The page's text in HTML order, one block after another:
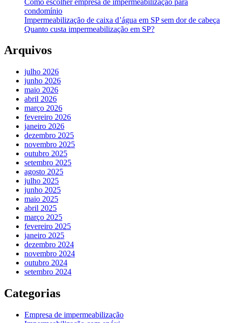
condomínio
Impermeabilização de caixa d’água em SP sem dor de cabeça
Quanto custa impermeabilização em SP?
Arquivos
julho 2026
junho 2026
maio 2026
abril 2026
março 2026
fevereiro 2026
janeiro 2026
dezembro 2025
novembro 2025
outubro 2025
setembro 2025
agosto 2025
julho 2025
junho 2025
maio 2025
abril 2025
março 2025
fevereiro 2025
janeiro 2025
dezembro 2024
novembro 2024
outubro 2024
setembro 2024
Categorias
Empresa de impermeabilização